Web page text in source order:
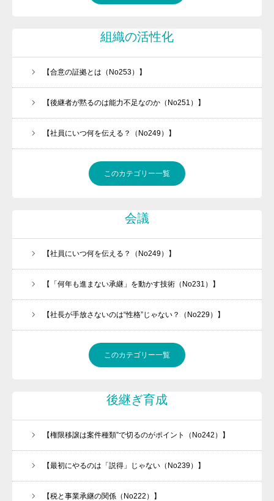
組織の活性化
【合意の証拠とは（No253）】
【後継者が黙るのは能力不足なのか（No251）】
【社員にいつ何を伝える？（No249）】
このカテゴリー一覧
会議
【社員にいつ何を伝える？（No249）】
【「何年も進まない承継」を動かす技術（No231）】
【社長が手放さないのは“性格”じゃない？（No229）】
このカテゴリー一覧
後継ぎ育成
【権限移譲は案件種類”で切るのがポイント（No242）】
【最初にやるのは「説得」じゃない（No239）】
【税と事業承継の関係（No222）】